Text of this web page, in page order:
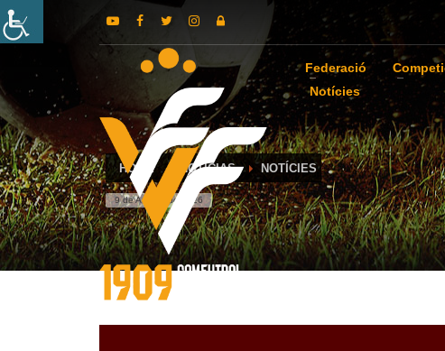
Federació
Notícies
HOME NOTICIAS NOTÍCIES
9 de August de 2026